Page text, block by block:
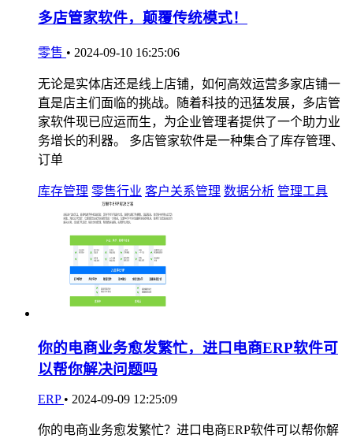
多店管家软件，颠覆传统模式！
零售 • 2024-09-10 16:25:06
无论是实体店还是线上店铺，如何高效运营多家店铺一
直是店主们面临的挑战。随着科技的迅猛发展，多店管
家软件现已应运而生，为企业管理者提供了一个助力业
务增长的利器。 多店管家软件是一种集合了库存管理、
订单
库存管理 零售行业 客户关系管理 数据分析 管理工具
你的电商业务愈发繁忙，进口电商ERP软件可
以帮你解决问题吗
ERP • 2024-09-09 12:25:09
你的电商业务愈发繁忙？进口电商ERP软件可以帮你解